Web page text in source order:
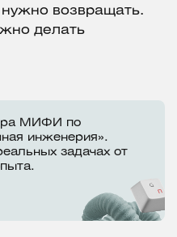
возвращать.
делать
МИФИ по
инженерия».
задачах от